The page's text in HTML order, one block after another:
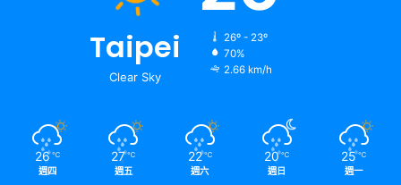
Taipei
Clear Sky
26º - 23º
70%
2.66 km/h
26 ℃
週四
27 ℃
週五
22 ℃
週六
20 ℃
週日
25 ℃
週一